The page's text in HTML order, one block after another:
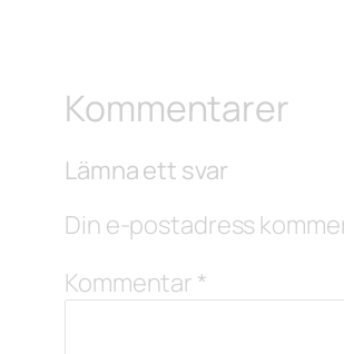
Kommentarer
Lämna ett svar
Din e-postadress
Kommentar *